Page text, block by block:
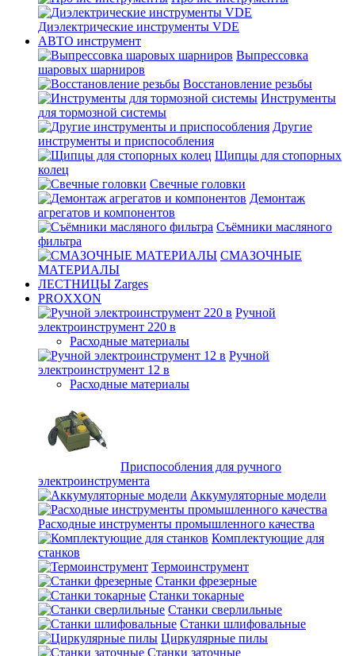
Диэлектрические инструменты VDE
АВТО инструмент
Выпрессовка
шаровых шарниров
Восстановление резьбы
Инструменты
для тормозной системы
Другие
инструменты и приспособления
Щипцы для стопорных
колец
Свечные головки
Демонтаж
агрегатов и компонентов
Съёмники масляного
фильтра
СМАЗОЧНЫЕ
МАТЕРИАЛЫ
ЛЕСТНИЦЫ Zarges
PROXXON
Ручной
электроинструмент 220 в
Расходные материалы
Ручной
электроинструмент 12 в
Расходные материалы
Приспособления для ручного
электроинструмента
Аккумуляторные модели
Расходные инструменты промышленного качества
Комплектующие для
станков
Термоинструмент
Станки фрезерные
Станки токарные
Станки сверлильные
Станки шлифовальные
Циркулярные пилы
Станки заточные